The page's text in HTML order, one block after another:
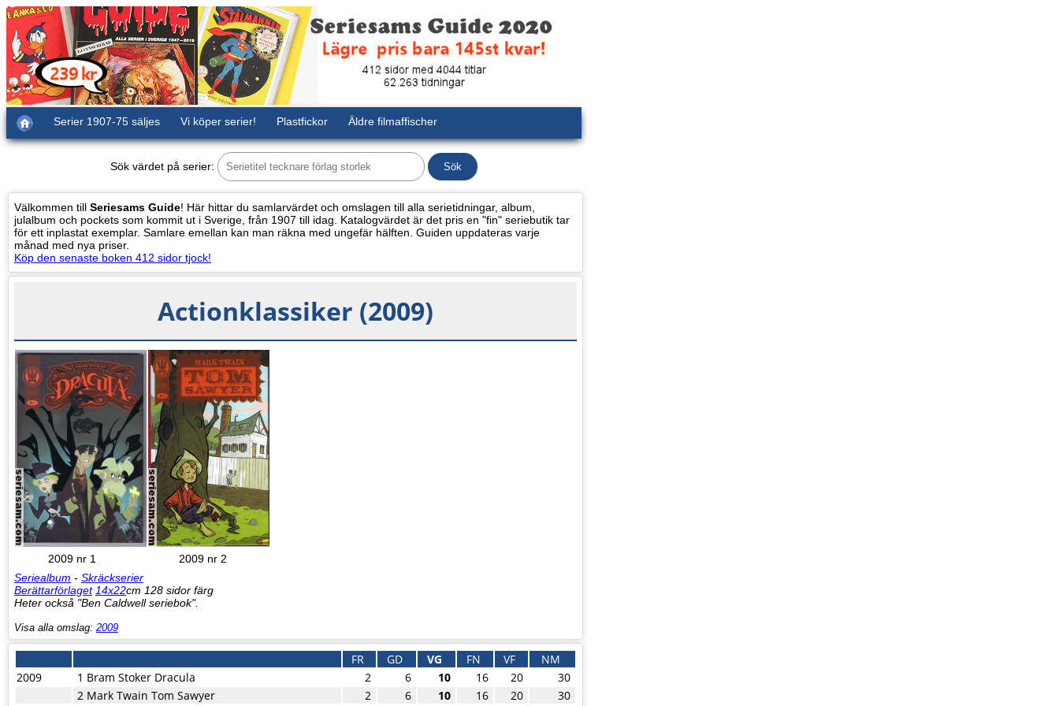
Serier 1907-75 säljes Vi köper serier! Plastfickor Äldre filmaffischer
Sök värdet på serier:
Välkommen till Seriesams Guide! Här hittar du samlarvärdet och omslagen till alla serietidningar, album,
julalbum och pockets som kommit ut i Sverige, från 1907 till idag. Katalogvärdet är det pris en "fin" seriebutik tar
för ett inplastat exemplar. Samlare emellan kan man räkna med ungefär hälften. Guiden uppdateras varje
månad med nya priser.
Köp den senaste boken 412 sidor tjock!
Actionklassiker (2009)
2009 nr 1
2009 nr 2
Seriealbum - Skräckserier
Berättarförlaget 14x22cm 128 sidor färg
Heter också "Ben Caldwell seriebok".
Visa alla omslag: 2009
FR GD VG FN VF
NM
2009
1 Bram Stoker Dracula 2 6 10 16 20
30
2 Mark Twain Tom Sawyer
2 6 10 16 20 30